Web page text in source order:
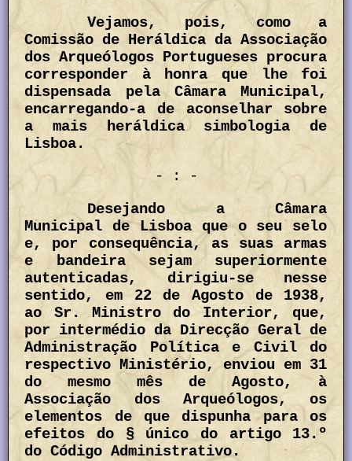
Vejamos, pois, como a
Comissão de Heráldica da Associação
dos Arqueólogos Portugueses procura
corresponder à honra que lhe foi
dispensada pela Câmara Municipal,
encarregando-a de aconselhar sobre
a mais heráldica simbologia de
Lisboa.
- : -
Desejando a Câmara
Municipal de Lisboa que o seu selo
e, por consequência, as suas armas
e bandeira sejam superiormente
autenticadas, dirigiu-se nesse
sentido, em 22 de Agosto de 1938,
ao Sr. Ministro do Interior, que,
por intermédio da Direcção Geral de
Administração Política e Civil do
respectivo Ministério, enviou em 31
do mesmo mês de Agosto, à
Associação dos Arqueólogos, os
elementos de que dispunha para os
efeitos do § único do artigo 13.º
do Código Administrativo.